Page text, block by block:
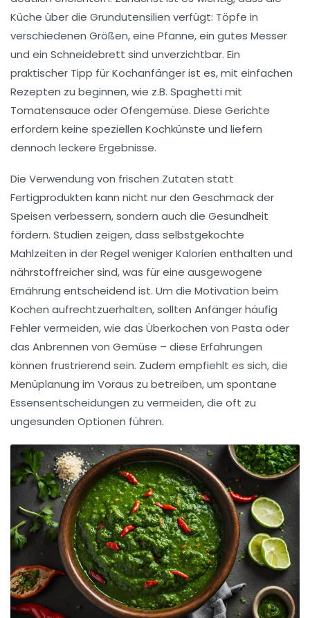
Küche über die Grundutensilien verfügt: Töpfe in
verschiedenen Größen, eine Pfanne, ein gutes Messer
und ein Schneidebrett sind unverzichtbar. Ein
praktischer Tipp für Kochanfänger ist es, mit einfachen
Rezepten zu beginnen, wie z.B. Spaghetti mit
Tomatensauce oderOfengemüse. Diese Gerichte
erfordern keine speziellen Kochkünste und liefern
dennoch leckere Ergebnisse.
Die Verwendung von frischen Zutaten statt
Fertigprodukten kann nicht nur den Geschmackder
Speisen verbessern, sondern auch die Gesundheit
fördern. Studien zeigen, dass selbstgekochte
Mahlzeiten in der Regel wenigerKalorien enthalten und
nährstoffreicher sind, was für eine ausgewogene
Ernährung entscheidend ist. Um die Motivation beim
Kochen aufrechtzuerhalten, sollten Anfänger häufig
Fehler vermeiden, wie das Überkochen von Pasta oder
das Anbrennen von Gemüse – diese Erfahrungen
können frustrierend sein. Zudem empfiehlt es sich, die
Menüplanung im Voraus zu betreiben, um spontane
Essensentscheidungen zu vermeiden, die oft zu
ungesunden Optionen führen.